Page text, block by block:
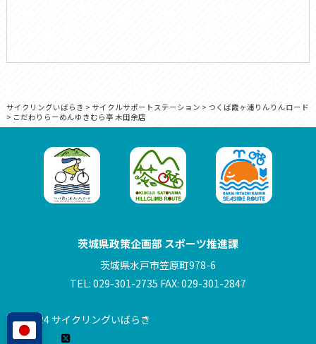
サイクリングいばらき > サイクルサポートステーション > つくば霞ヶ浦りんりんロード
> こだわりらーめんゆきむら亭 木田余店
茨城県政策企画部 スポーツ推進課
茨城県水戸市笠原町978-6
TEL: 029-301-2735 FAX: 029-301-2847
© 2024 サイクリングいばらき